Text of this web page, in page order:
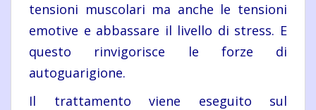
tensioni muscolari ma anche le tensioni
emotive e abbassare il livello di stress. E
questo rinvigorisce le forze di
autoguarigione.
Il trattamento viene eseguito sul